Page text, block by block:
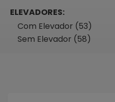
ELEVADORES:
Com Elevador (53)
Sem Elevador (58)